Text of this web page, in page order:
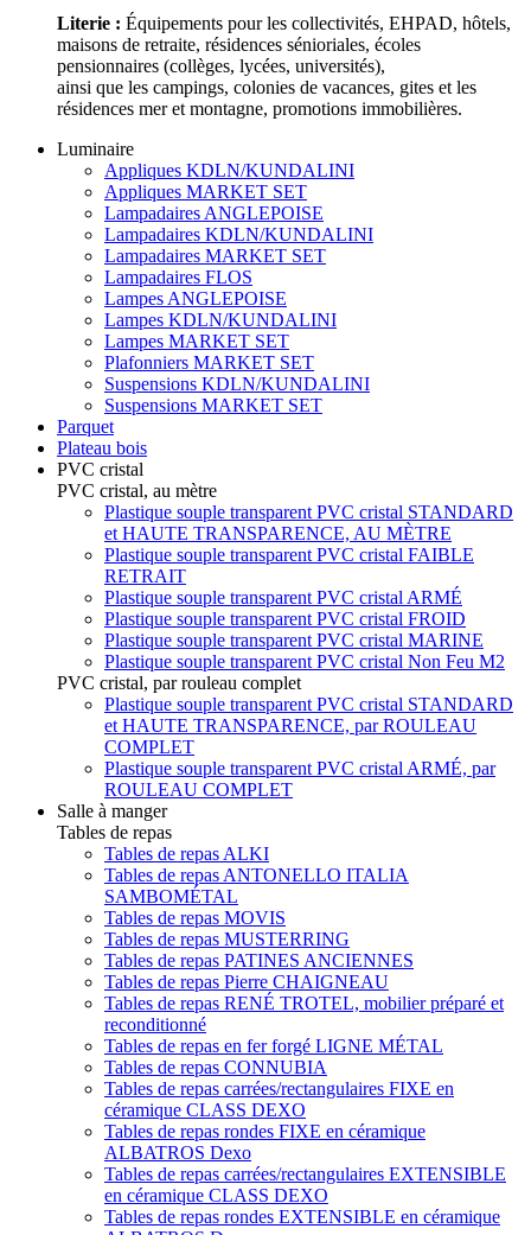
Literie : Équipements pour les collectivités, EHPAD, hôtels,
maisons de retraite, résidences sénioriales, écoles
pensionnaires (collèges, lycées, universités),
ainsi que les campings, colonies de vacances, gites et les
résidences mer et montagne, promotions immobilières.
Luminaire
Appliques KDLN/KUNDALINI
Appliques MARKET SET
Lampadaires ANGLEPOISE
Lampadaires KDLN/KUNDALINI
Lampadaires MARKET SET
Lampadaires FLOS
Lampes ANGLEPOISE
Lampes KDLN/KUNDALINI
Lampes MARKET SET
Plafonniers MARKET SET
Suspensions KDLN/KUNDALINI
Suspensions MARKET SET
Parquet
Plateau bois
PVC cristal
PVC cristal, au mètre
Plastique souple transparent PVC cristal STANDARD
et HAUTE TRANSPARENCE, AU MÈTRE
Plastique souple transparent PVC cristal FAIBLE
RETRAIT
Plastique souple transparent PVC cristal ARMÉ
Plastique souple transparent PVC cristal FROID
Plastique souple transparent PVC cristal MARINE
Plastique souple transparent PVC cristal Non Feu M2
PVC cristal, par rouleau complet
Plastique souple transparent PVC cristal STANDARD
et HAUTE TRANSPARENCE, par ROULEAU
COMPLET
Plastique souple transparent PVC cristal ARMÉ, par
ROULEAU COMPLET
Salle à manger
Tables de repas
Tables de repas ALKI
Tables de repas ANTONELLO ITALIA
SAMBOMÉTAL
Tables de repas MOVIS
Tables de repas MUSTERRING
Tables de repas PATINES ANCIENNES
Tables de repas Pierre CHAIGNEAU
Tables de repas RENÉ TROTEL, mobilier préparé et
reconditionné
Tables de repas en fer forgé LIGNE MÉTAL
Tables de repas CONNUBIA
Tables de repas carrées/rectangulaires FIXE en
céramique CLASS DEXO
Tables de repas rondes FIXE en céramique
ALBATROS Dexo
Tables de repas carrées/rectangulaires EXTENSIBLE
en céramique CLASS DEXO
Tables de repas rondes EXTENSIBLE en céramique